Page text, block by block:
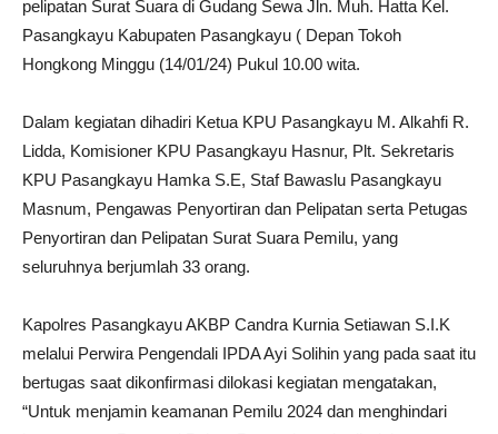
pelipatan Surat Suara di Gudang Sewa Jln. Muh. Hatta Kel.
Pasangkayu Kabupaten Pasangkayu ( Depan Tokoh
Hongkong Minggu (14/01/24) Pukul 10.00 wita.
Dalam kegiatan dihadiri Ketua KPU Pasangkayu M. Alkahfi R.
Lidda, Komisioner KPU Pasangkayu Hasnur, Plt. Sekretaris
KPU Pasangkayu Hamka S.E, Staf Bawaslu Pasangkayu
Masnum, Pengawas Penyortiran dan Pelipatan serta Petugas
Penyortiran dan Pelipatan Surat Suara Pemilu, yang
seluruhnya berjumlah 33 orang.
Kapolres Pasangkayu AKBP Candra Kurnia Setiawan S.I.K
melalui Perwira Pengendali IPDA Ayi Solihin yang pada saat itu
bertugas saat dikonfirmasi dilokasi kegiatan mengatakan,
“Untuk menjamin keamanan Pemilu 2024 dan menghindari